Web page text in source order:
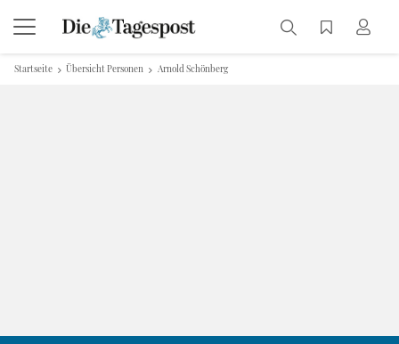
Startseite Übersicht Personen Arnold Schönberg